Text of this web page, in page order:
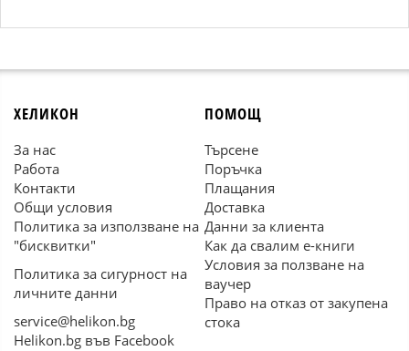
ХЕЛИКОН
За нас
Работа
Контакти
Общи условия
Политика за използване на
"бисквитки"
Политика за сигурност на
личните данни
service@helikon.bg
Helikon.bg във Facebook
ПОМОЩ
Търсене
Поръчка
Плащания
Доставка
Данни за клиента
Как да свалим е-книги
Условия за ползване на
ваучер
Право на отказ от закупена
стока